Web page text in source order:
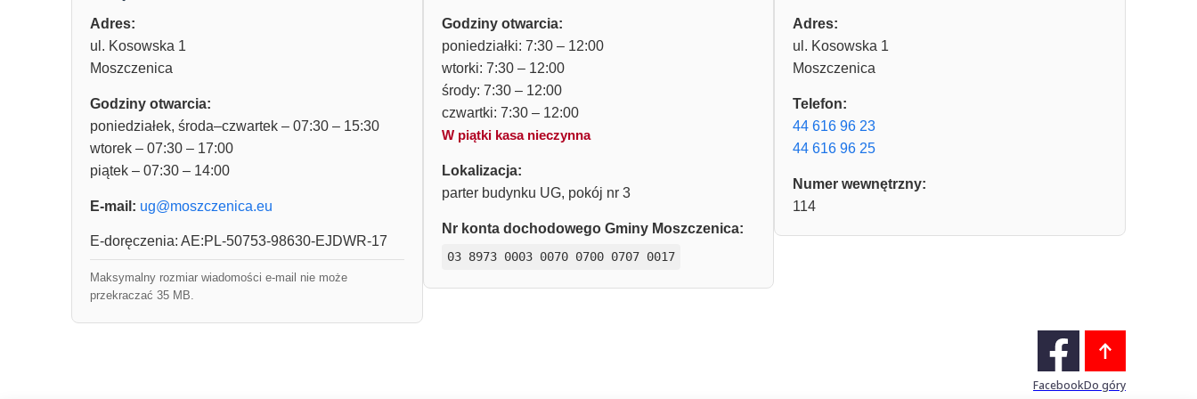
Adres:
ul. Kosowska 1
Moszczenica
Godziny otwarcia:
poniedziałek, środa–czwartek – 07:30 – 15:30
wtorek – 07:30 – 17:00
piątek – 07:30 – 14:00
E-mail: ug@moszczenica.eu
E-doręczenia: AE:PL-50753-98630-EJDWR-17
Maksymalny rozmiar wiadomości e-mail nie może
przekraczać 35 MB.
Godziny otwarcia:
poniedziałki: 7:30 – 12:00
wtorki: 7:30 – 12:00
środy: 7:30 – 12:00
czwartki: 7:30 – 12:00
W piątki kasa nieczynna
Lokalizacja:
parter budynku UG, pokój nr 3
Nr konta dochodowego Gminy Moszczenica:
03 8973 0003 0070 0700 0707 0017
Adres:
ul. Kosowska 1
Moszczenica
Telefon:
44 616 96 23
44 616 96 25
Numer wewnętrzny:
114
FacebookDo góry